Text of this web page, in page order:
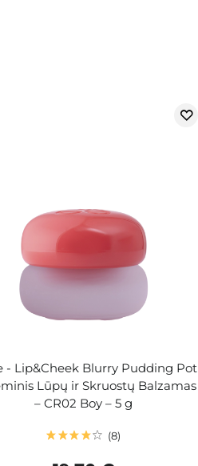
- Lip&Cheek Blurry Pudding Pot
Lūpų ir Skruostų Balzamas
– CR02 Boy – 5 g
8